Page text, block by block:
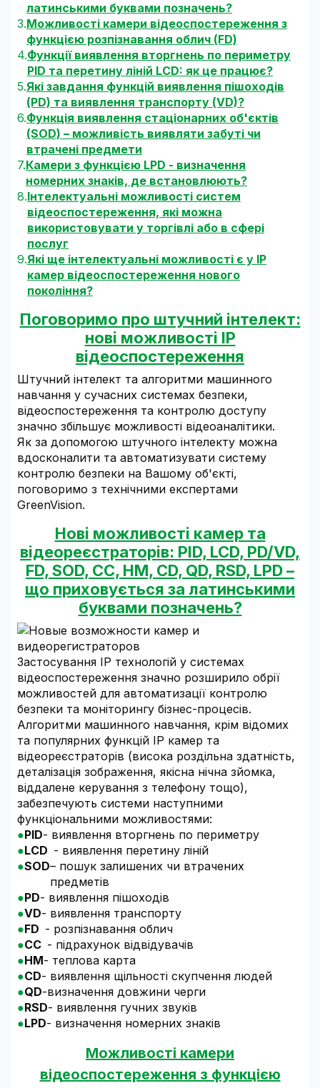
латинськими буквами позначень?
Можливості камери відеоспостереження з
функцією розпізнавання облич (FD)
Функції виявлення вторгнень по периметру
PID та перетину ліній LCD: як це працює?
Які завдання функцій виявлення пішоходів
(PD) та виявлення транспорту (VD)?
Функція виявлення стаціонарних об'єктів
(SOD) – можливість виявляти забуті чи
втрачені предмети
Камери з функцією LPD - визначення
номерних знаків, де встановлюють?
Інтелектуальні можливості систем
відеоспостереження, які можна
використовувати у торгівлі або в сфері
послуг
Які ще інтелектуальні можливості є у IP
камер відеоспостереження нового
покоління?
Поговоримо про штучний інтелект:
нові можливості IP
відеоспостереження
Штучний інтелект та алгоритми машинного
навчання у сучасних системах безпеки,
відеоспостереження та контролю доступу
значно збільшує можливості відеоаналітики.
Як за допомогою штучного інтелекту можна
вдосконалити та автоматизувати систему
контролю безпеки на Вашому об'єкті,
поговоримо з технічними експертами
GreenVision.
Нові можливості камер та
відеореєстраторів: PID, LCD, PD/VD,
FD, SOD, CC, HM, CD, QD, RSD, LPD –
що приховується за латинськими
буквами позначень?
Застосування IP технологій у системах
відеоспостереження значно розширило обрії
можливостей для автоматизації контролю
безпеки та моніторингу бізнес-процесів.
Алгоритми машинного навчання, крім відомих
та популярних функцій IP камер та
відеореєстраторів (висока роздільна здатність,
деталізація зображення, якісна нічна зйомка,
віддалене керування з телефону тощо),
забезпечують системи наступними
функціональними можливостями:
PID- виявлення вторгнень по периметру
LCD - виявлення перетину ліній
SOD– пошук залишених чи втрачених
предметів
PD- виявлення пішоходів
VD- виявлення транспорту
FD - розпізнавання облич
CC - підрахунок відвідувачів
HM- теплова карта
CD- виявлення щільності скупчення людей
QD-визначення довжини черги
RSD- виявлення гучних звуків
LPD- визначення номерних знаків
Можливості камери
відеоспостереження з функцією